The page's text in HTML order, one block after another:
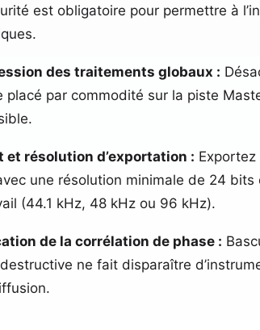
est obligatoire pour permettre à
des traitements globaux :
placé par commodité sur la piste
et résolution d’exportation :
une résolution minimale de 24
(44.1 kHz, 48 kHz ou 96 kHz).
de la corrélation de phase :
ne fait disparaître